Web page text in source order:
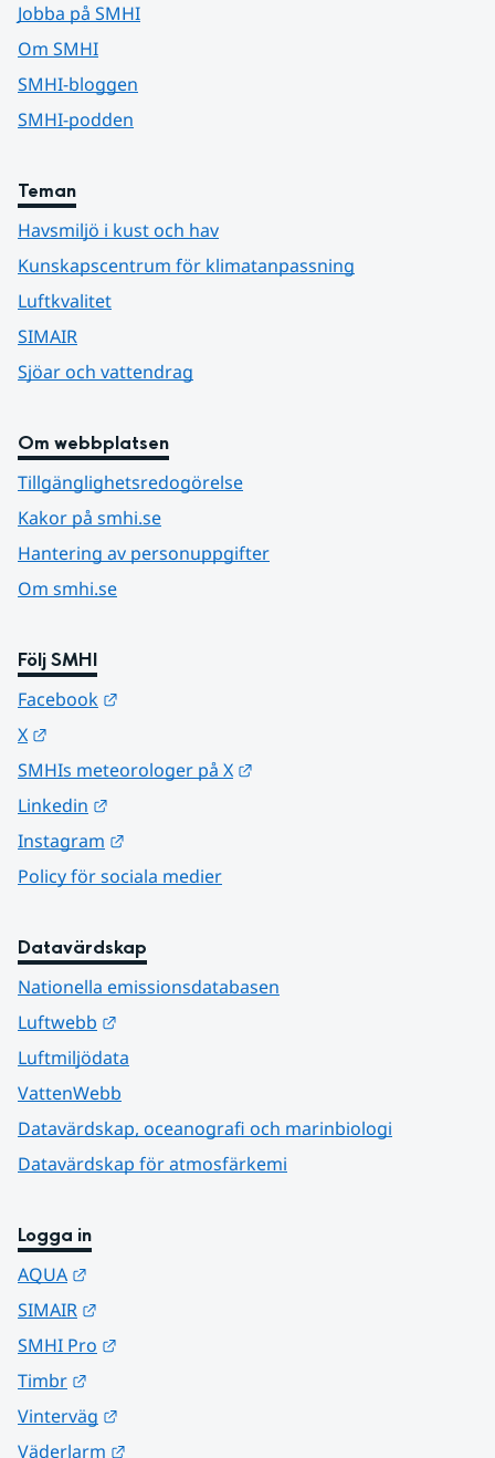
Jobba på SMHI
Om SMHI
SMHI-bloggen
SMHI-podden
Teman
Havsmiljö i kust och hav
Kunskapscentrum för klimatanpassning
Luftkvalitet
SIMAIR
Sjöar och vattendrag
Om webbplatsen
Tillgänglighetsredogörelse
Kakor på smhi.se
Hantering av personuppgifter
Om smhi.se
Följ SMHI
Facebook
X
SMHIs meteorologer på X
Linkedin
Instagram
Policy för sociala medier
Datavärdskap
Nationella emissionsdatabasen
Luftwebb
Luftmiljödata
VattenWebb
Datavärdskap, oceanografi och marinbiologi
Datavärdskap för atmosfärkemi
Logga in
AQUA
SIMAIR
SMHI Pro
Timbr
Vinterväg
Väderlarm